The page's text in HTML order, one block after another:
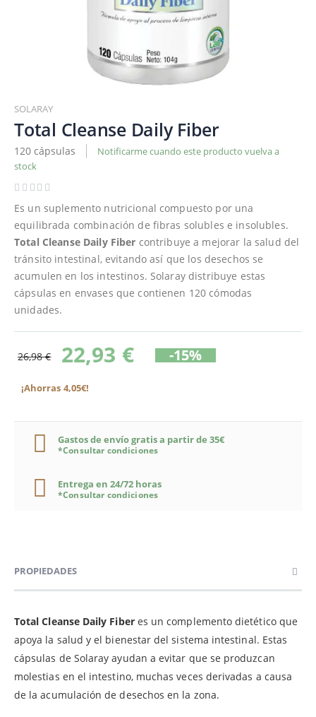
al
comienzo
de
la
galería
de
SOLARAY
Total Cleanse Daily Fiber
120 cápsulas
Notificarme cuando este producto vuelva a
stock
Es un suplemento nutricional compuesto por una
equilibrada combinación de fibras solubles e insolubles.
Total Cleanse Daily Fiber contribuye a mejorar la salud del
tránsito intestinal, evitando así que los desechos se
acumulen en los intestinos. Solaray distribuye estas
cápsulas en envases que contienen 120 cómodas
unidades.
26,98 € 22,93 € -15%
¡Ahorras 4,05€!
Gastos de envío gratis a partir de 35€
*Consultar condiciones
Entrega en 24/72 horas
*Consultar condiciones
PROPIEDADES
Total Cleanse Daily Fiberes un complemento dietético que
apoya la salud y el bienestar del sistema intestinal. Estas
cápsulas de Solaray ayudan a evitar que se produzcan
molestias en el intestino, muchas veces derivadas a causa
de la acumulación de desechos en la zona.